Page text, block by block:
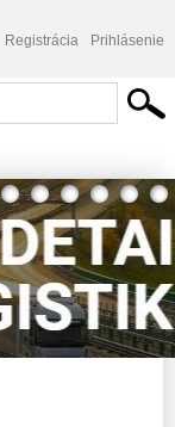
Registrácia Prihlásenie